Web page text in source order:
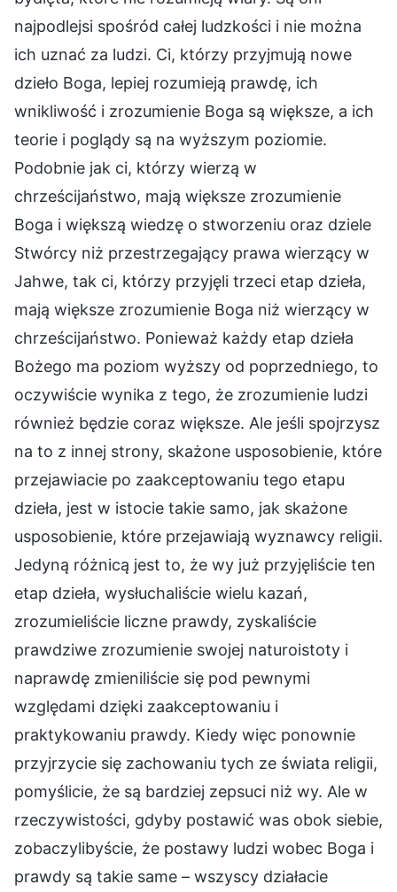
najpodlejsi spośród całej ludzkości i nie można
ich uznać za ludzi. Ci, którzy przyjmują nowe
dzieło Boga, lepiej rozumieją prawdę, ich
wnikliwość i zrozumienie Boga są większe, a ich
teorie i poglądy są na wyższym poziomie.
Podobnie jak ci, którzy wierzą w
chrześcijaństwo, mają większe zrozumienie
Boga i większą wiedzę o stworzeniu oraz dziele
Stwórcy niż przestrzegający prawa wierzący w
Jahwe, tak ci, którzy przyjęli trzeci etap dzieła,
mają większe zrozumienie Boga niż wierzący w
chrześcijaństwo. Ponieważ każdy etap dzieła
Bożego ma poziom wyższy od poprzedniego, to
oczywiście wynika z tego, że zrozumienie ludzi
również będzie coraz większe. Ale jeśli spojrzysz
na to z innej strony, skażone usposobienie, które
przejawiacie po zaakceptowaniu tego etapu
dzieła, jest w istocie takie samo, jak skażone
usposobienie, które przejawiają wyznawcy religii.
Jedyną różnicą jest to, że wy już przyjęliście ten
etap dzieła, wysłuchaliście wielu kazań,
zrozumieliście liczne prawdy, zyskaliście
prawdziwe zrozumienie swojej naturoistoty i
naprawdę zmieniliście się pod pewnymi
względami dzięki zaakceptowaniu i
praktykowaniu prawdy. Kiedy więc ponownie
przyjrzycie się zachowaniu tych ze świata religii,
pomyślicie, że są bardziej zepsuci niż wy. Ale w
rzeczywistości, gdyby postawić was obok siebie,
zobaczylibyście, że postawy ludzi wobec Boga i
prawdy są takie same – wszyscy działacie